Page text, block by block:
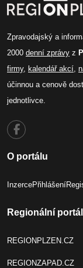
Zpravodajský a
2000 denní zprávy z
firmy, kalendář akcí,
účinnou a cenově
jednotlivce.
O portálu
InzercePřihlášení
Regionální
REGIONPLZEN.CZ
REGIONZAPAD.CZ